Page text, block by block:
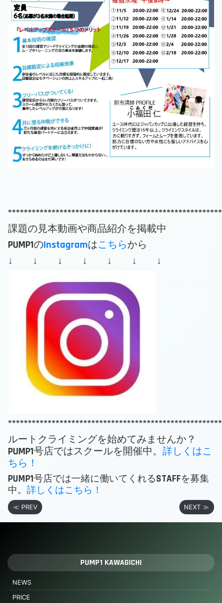
課題の見本動画や商品紹介を掲載中
PUMP1のInstagramはこちらから
↓ ↓ ↓ ↓ ↓ ↓ ↓
ルートクライミングを始めてみませんか？
PUMP1号店ではスクールを開催中。 詳しくはこ
ちら！
PUMP1号店では一緒に働いてくれるSTAFFを募集
中。 詳しくはこちら！
≪ PREV NEXT ≫
PUMP1 KAWAGICHI
NEWS
PRICE